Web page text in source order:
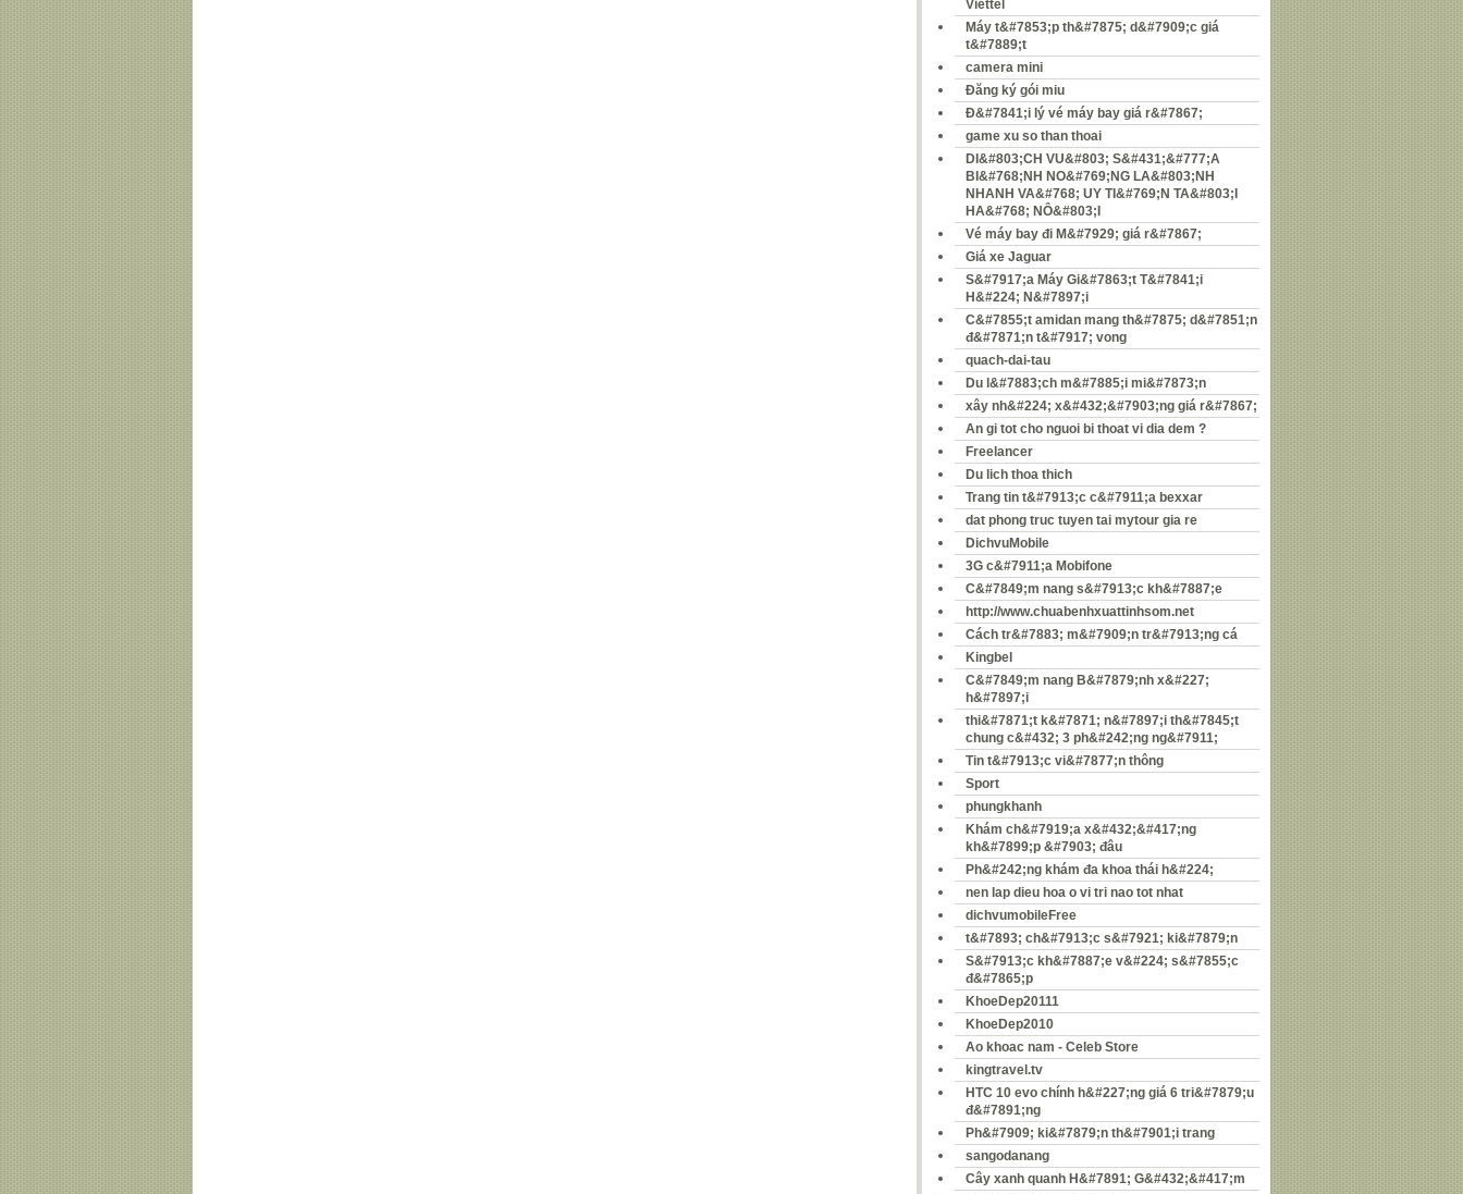
Viettel
Máy t&#7853;p th&#7875; d&#7909;c giá
t&#7889;t
camera mini
Đăng ký gói miu
Đ&#7841;i lý vé máy bay giá r&#7867;
game xu so than thoai
DI&#803;CH VU&#803; S&#431;&#777;A
BI&#768;NH NO&#769;NG LA&#803;NH
NHANH VA&#768; UY TI&#769;N TA&#803;I
HA&#768; NÔ&#803;I
Vé máy bay đi M&#7929; giá r&#7867;
Giá xe Jaguar
S&#7917;a Máy Gi&#7863;t T&#7841;i
H&#224; N&#7897;i
C&#7855;t amidan mang th&#7875; d&#7851;n
đ&#7871;n t&#7917; vong
quach-dai-tau
Du l&#7883;ch m&#7885;i mi&#7873;n
xây nh&#224; x&#432;&#7903;ng giá r&#7867;
An gi tot cho nguoi bi thoat vi dia dem ?
Freelancer
Du lich thoa thich
Trang tin t&#7913;c c&#7911;a bexxar
dat phong truc tuyen tai mytour gia re
DichvuMobile
3G c&#7911;a Mobifone
C&#7849;m nang s&#7913;c kh&#7887;e
http://www.chuabenhxuattinhsom.net
Cách tr&#7883; m&#7909;n tr&#7913;ng cá
Kingbel
C&#7849;m nang B&#7879;nh x&#227;
h&#7897;i
thi&#7871;t k&#7871; n&#7897;i th&#7845;t
chung c&#432; 3 ph&#242;ng ng&#7911;
Tin t&#7913;c vi&#7877;n thông
Sport
phungkhanh
Khám ch&#7919;a x&#432;&#417;ng
kh&#7899;p &#7903; đâu
Ph&#242;ng khám đa khoa thái h&#224;
nen lap dieu hoa o vi tri nao tot nhat
dichvumobileFree
t&#7893; ch&#7913;c s&#7921; ki&#7879;n
S&#7913;c kh&#7887;e v&#224; s&#7855;c
đ&#7865;p
KhoeDep20111
KhoeDep2010
Ao khoac nam - Celeb Store
kingtravel.tv
HTC 10 evo chính h&#227;ng giá 6 tri&#7879;u
đ&#7891;ng
Ph&#7909; ki&#7879;n th&#7901;i trang
sangodanang
Cây xanh quanh H&#7891; G&#432;&#417;m